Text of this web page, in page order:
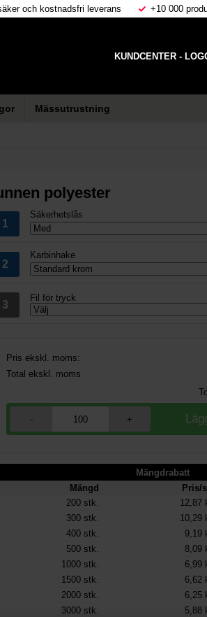
och kostnadsfri leverans +10 000
KUNDCENTER -
Mässutrustning
polyester
Säkerhetslås
Karbinhake
Fil för tryck
Pris ekskl. moms:
Total ekskl. moms
- +
Mängdrabatt
Mängd
Pris/
200 stk. 12,87
300 stk. 10,29
400 stk. 9,19
500 stk. 8,09
1000 stk. 6,99
1500 stk. 6,62
2000 stk. 6,25
3000 stk. 5,88